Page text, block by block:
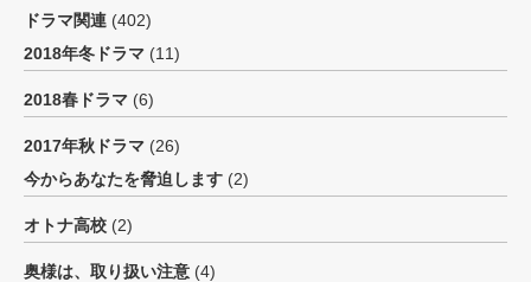
ドラマ関連 (402)
2018年冬ドラマ (11)
2018春ドラマ (6)
2017年秋ドラマ (26)
今からあなたを脅迫します (2)
オトナ高校 (2)
奥様は、取り扱い注意 (4)